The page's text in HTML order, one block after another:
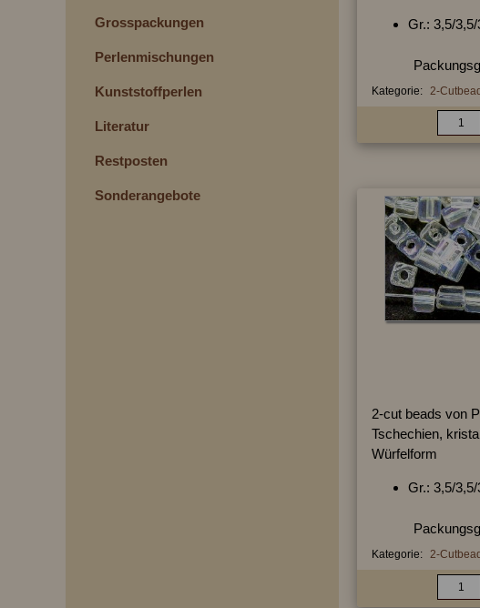
Grosspackungen
Perlenmischungen
Kunststoffperlen
Literatur
Restposten
Sonderangebote
Gr.: 3,5/
Kategorie: 2-
2-cut beads von
Tschechien,
Würfelform
Gr.: 3,5/
Kategorie: 2-